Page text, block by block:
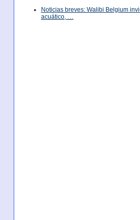
Noticias breves: Walibi Belgium
acuático, …